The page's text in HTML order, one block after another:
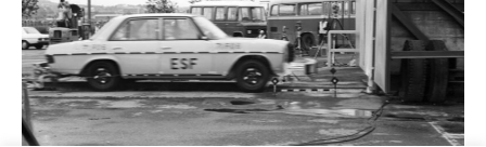
Seguridad
Llamada a
Toyota y